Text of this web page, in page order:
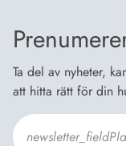
Ta del av nyheter,
att hitta rätt för din